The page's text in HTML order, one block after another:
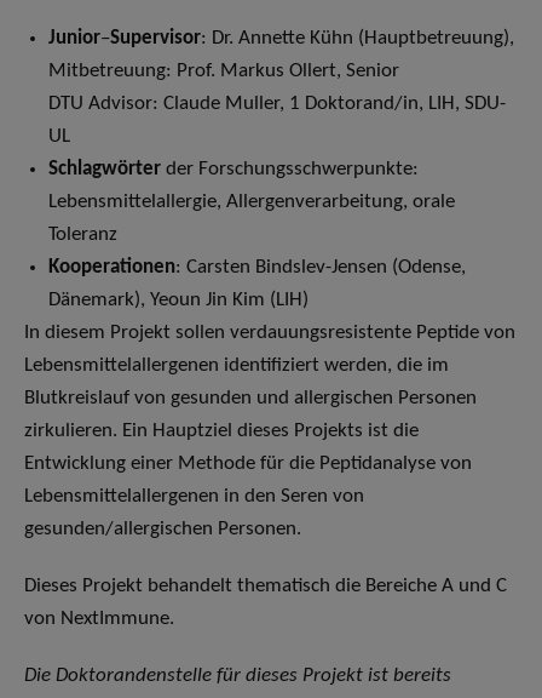
Junior–Supervisor: Dr. Annette Kühn (Hauptbetreuung),
Mitbetreuung: Prof. Markus Ollert, Senior
DTU Advisor: Claude Muller, 1 Doktorand/in, LIH, SDU-
UL
Schlagwörter der Forschungsschwerpunkte:
Lebensmittelallergie, Allergenverarbeitung, orale
Toleranz
Kooperationen: Carsten Bindslev-Jensen (Odense,
Dänemark), Yeoun Jin Kim (LIH)
In diesem Projekt sollen verdauungsresistente Peptide von
Lebensmittelallergenen identifiziert werden, die im
Blutkreislauf von gesunden und allergischen Personen
zirkulieren. Ein Hauptziel dieses Projekts ist die
Entwicklung einer Methode für die Peptidanalyse von
Lebensmittelallergenen in den Seren von
gesunden/allergischen Personen.
Dieses Projekt behandelt thematisch die Bereiche A und C
von NextImmune.
Die Doktorandenstelle für dieses Projekt ist bereits